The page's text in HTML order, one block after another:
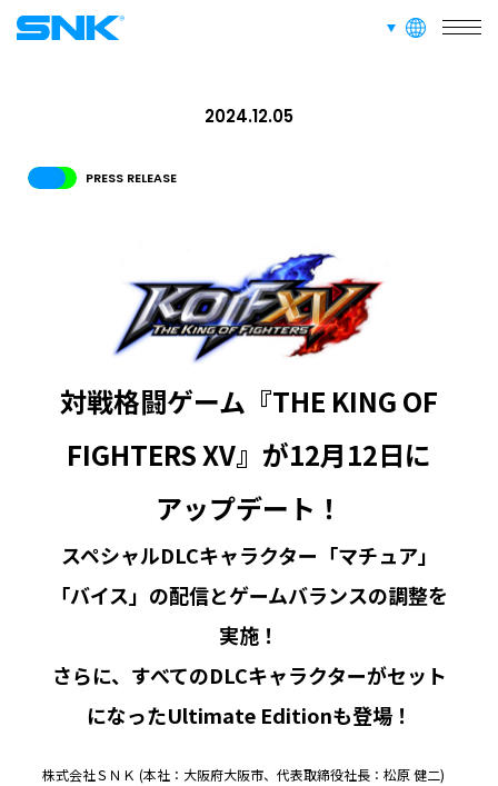
言語切り替え
PRESS RELEASE
2024.12.05
対戦格闘ゲーム『THE KING OF
FIGHTERS XV』が12月12日に
アップデート！
スペシャルDLCキャラクター「マチュア」
「バイス」の配信とゲームバランスの調整を
実施！
さらに、すべてのDLCキャラクターがセット
になったUltimate Editionも登場！
株式会社ＳＮＫ (本社：大阪府大阪市、代表取締役社長：松原 健二)